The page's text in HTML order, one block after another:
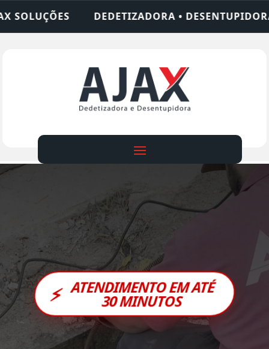
• DESENTUPIDORA • LIMPEZA DE
⚡ ATENDIMENTO EM ATÉ
30 MINUTOS